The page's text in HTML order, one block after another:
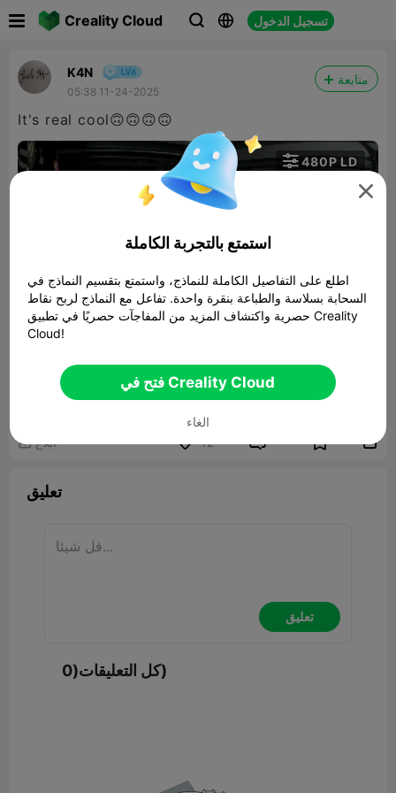
Creality Cloud   تسجيل الدخول
K4N
05:38 11-24-2025
متابعة
It's real cool🙃🙃🙃🙃
01:44

480P LD
Stylized Chess Set
185.29MB نموذج ثلاثي الأبعاد ذو صلة
 ابلاغ 12  
تعليق
تعليق
كل التعليقات(0)

استمتع بالتجربة الكاملة
اطلع على التفاصيل الكاملة للنماذج، واستمتع بتقسيم النماذج في
السحابة بسلاسة والطباعة بنقرة واحدة. تفاعل مع النماذج لربح نقاط
حصرية واكتشاف المزيد من المفاجآت حصريًا في تطبيق Creality
Cloud!
فتح في Creality Cloud
الغاء